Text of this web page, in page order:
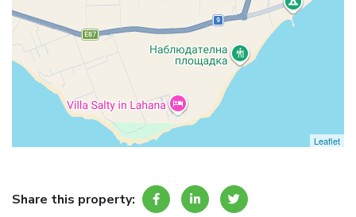
Leaflet
Share this property: